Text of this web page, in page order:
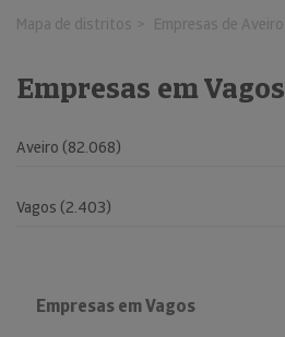
Mapa de distritos Empresas de Aveiro
Empresas em Vagos
Empresas em Vagos